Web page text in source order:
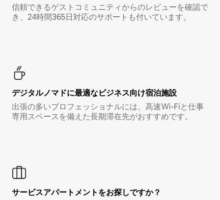
信頼できるゲストコミュニティからのレビューを確認で
き、24時間365日対応のサポートも付いています。
デジタルノマド⁠に最⁠適⁠なビ⁠ジ⁠ネ⁠ス⁠向⁠け宿⁠泊⁠施⁠設
出張の多いプロフェッショナルには、高速Wi-Fiと仕事
専用スペースを備えた長期滞在先がおすすめです。
サービスアパートメントをお探しですか？